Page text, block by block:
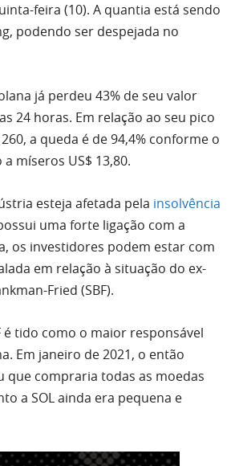
feira (10). A quantia está sendo
podendo ser despejada no
já perdeu 43% de seu valor
24 horas. Em relação ao seu pico
a queda é de 94,4% conforme o
míseros US$ 13,80.
esteja afetada pela insolvência
uma forte ligação com a
os investidores podem estar com
em relação à situação do ex-
Fried (SBF).
é tido como o maior responsável
Em janeiro de 2021, o então
que compraria todas as moedas
a SOL ainda era pequena e